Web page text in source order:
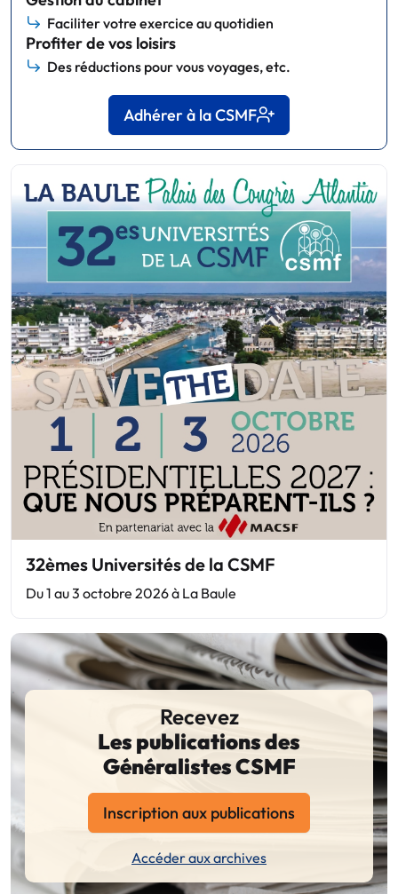
Faciliter votre exercice au quotidien
Profiter de vos loisirs
Des réductions pour vous voyages, etc.
Adhérer à la CSMF
32èmes Universités de la CSMF
Du 1 au 3 octobre 2026 à La Baule
Recevez
Les publications des
Généralistes CSMF
Inscription aux publications
Accéder aux archives